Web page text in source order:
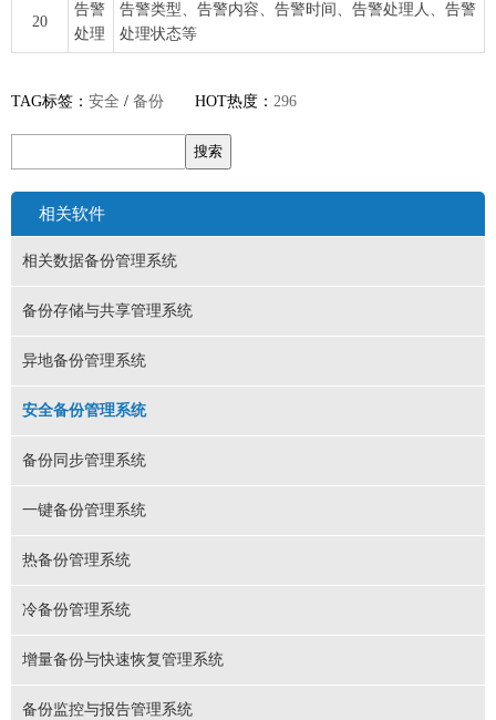
20
告警
处理
告警类型、告警内容、告警时间、告警处理人、告警
处理状态等
TAG标签： 安全 / 备份 HOT热度： 296
相关软件
相关数据备份管理系统
备份存储与共享管理系统
异地备份管理系统
安全备份管理系统
备份同步管理系统
一键备份管理系统
热备份管理系统
冷备份管理系统
增量备份与快速恢复管理系统
备份监控与报告管理系统